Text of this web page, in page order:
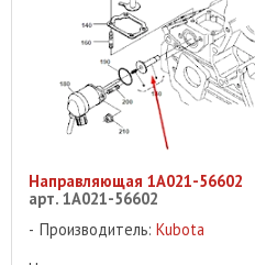
Направляющая 1A021-56602
арт. 1A021-56602
Производитель: Kubota